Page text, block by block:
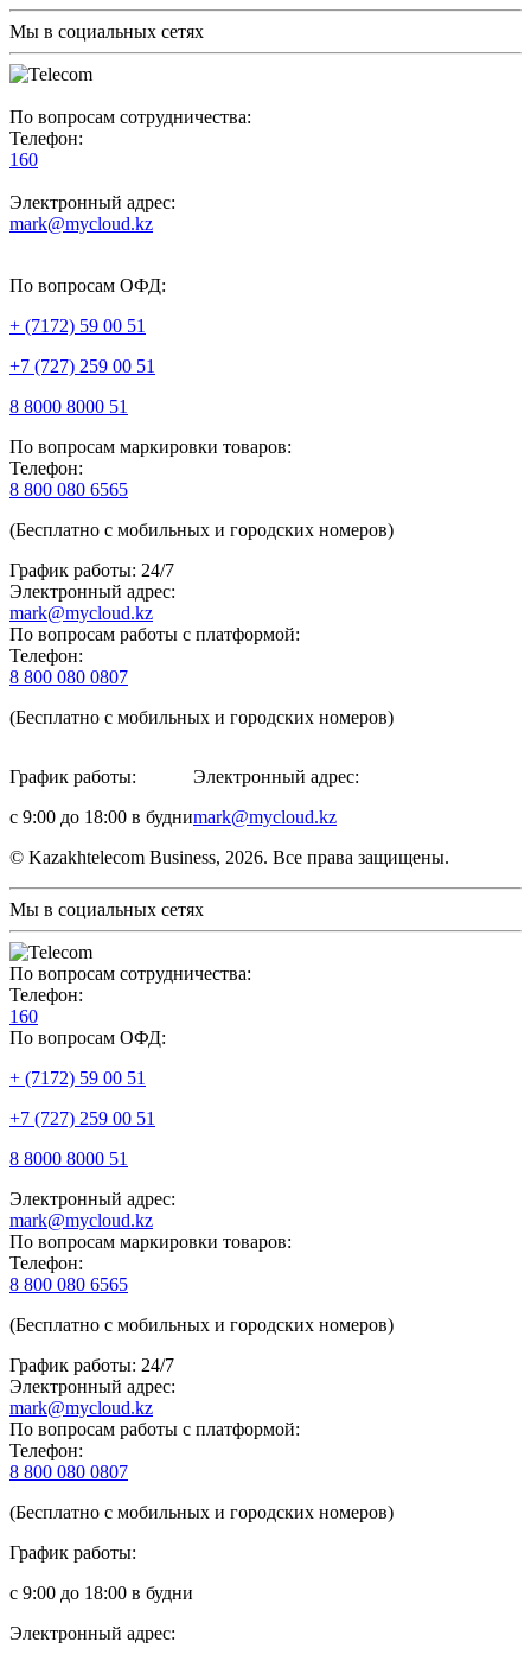
Мы в социальных сетях
По вопросам сотрудничества:
Телефон:
160
Электронный адрес:
mark@mycloud.kz
По вопросам ОФД:
+ (7172) 59 00 51
+7 (727) 259 00 51
8 8000 8000 51
По вопросам маркировки товаров:
Телефон:
8 800 080 6565
(Бесплатно с мобильных и городских номеров)
График работы: 24/7
Электронный адрес:
mark@mycloud.kz
По вопросам работы с платформой:
Телефон:
8 800 080 0807
(Бесплатно с мобильных и городских номеров)
График работы:
с 9:00 до 18:00 в будни
Электронный адрес:
mark@mycloud.kz
© Kazakhtelecom Business, 2026. Все права защищены.
Мы в социальных сетях
По вопросам сотрудничества:
Телефон:
160
По вопросам ОФД:
+ (7172) 59 00 51
+7 (727) 259 00 51
8 8000 8000 51
Электронный адрес:
mark@mycloud.kz
По вопросам маркировки товаров:
Телефон:
8 800 080 6565
(Бесплатно с мобильных и городских номеров)
График работы: 24/7
Электронный адрес:
mark@mycloud.kz
По вопросам работы с платформой:
Телефон:
8 800 080 0807
(Бесплатно с мобильных и городских номеров)
График работы:
с 9:00 до 18:00 в будни
Электронный адрес: